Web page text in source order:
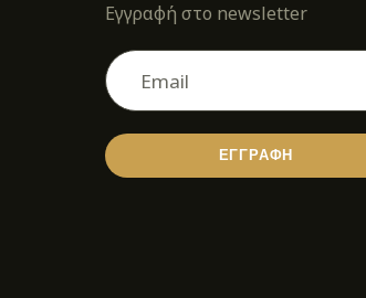
Εγγραφή στο newsletter
ΕΓΓΡΑΦΗ